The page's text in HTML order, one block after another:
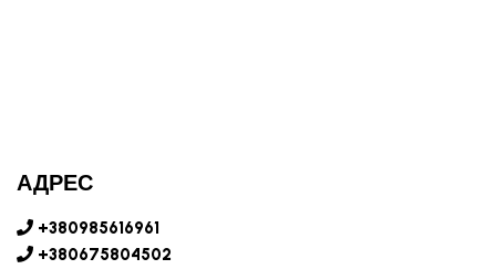
АДРЕС
+380985616961
+380675804502